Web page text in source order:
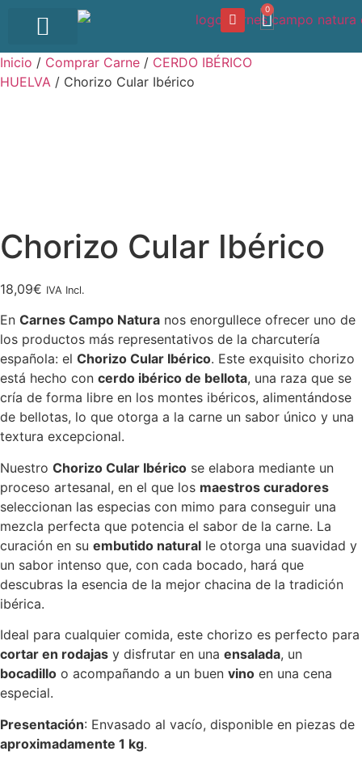
0
Inicio / Comprar Carne / CERDO IBÉRICO
HUELVA / Chorizo Cular Ibérico
Chorizo Cular Ibérico
18,09€ IVA Incl.
En Carnes Campo Natura nos enorgullece ofrecer uno de
los productos más representativos de la charcutería
española: el Chorizo Cular Ibérico. Este exquisito chorizo
está hecho con cerdo ibérico de bellota, una raza que se
cría de forma libre en los montes ibéricos, alimentándose
de bellotas, lo que otorga a la carne un sabor único y una
textura excepcional.
Nuestro Chorizo Cular Ibérico se elabora mediante un
proceso artesanal, en el que los maestros curadores
seleccionan las especias con mimo para conseguir una
mezcla perfecta que potencia el sabor de la carne. La
curación en su embutido natural le otorga una suavidad y
un sabor intenso que, con cada bocado, hará que
descubras la esencia de la mejor chacina de la tradición
ibérica.
Ideal para cualquier comida, este chorizo es perfecto para
cortar en rodajas y disfrutar en una ensalada, un
bocadillo o acompañando a un buen vino en una cena
especial.
Presentación: Envasado al vacío, disponible en piezas de
aproximadamente 1 kg.